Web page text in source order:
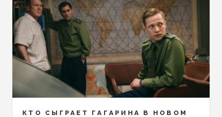
КТО СЫГРАЕТ ГАГАРИНА В НОВОМ